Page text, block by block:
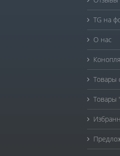
TG на
О нас
Товары
Товары